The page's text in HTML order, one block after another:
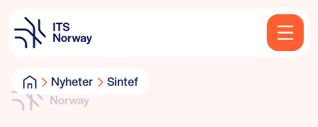
Nyheter Sintef